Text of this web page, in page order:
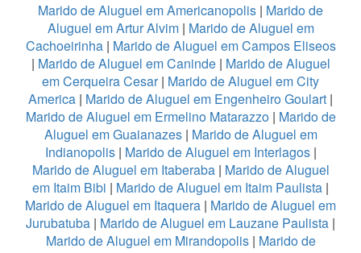
Marido de Aluguel em Americanopolis | Marido de
Aluguel em Artur Alvim | Marido de Aluguel em
Cachoeirinha| Marido de Aluguel em Campos Eliseos
| Marido de Aluguel em Caninde| Marido de Aluguel
em Cerqueira Cesar| Marido de Aluguel em City
America | Marido de Aluguel em Engenheiro Goulart |
Marido de Aluguel em Ermelino Matarazzo | Marido de
Aluguel em Guaianazes| Marido de Aluguel em
Indianopolis| Marido de Aluguel em Interlagos|
Marido de Aluguel em Itaberaba| Marido de Aluguel
em Itaim Bibi | Marido de Aluguel em Itaim Paulista |
Marido de Aluguel em Itaquera | Marido de Aluguel em
Jurubatuba | Marido de Aluguel em Lauzane Paulista |
Marido de Aluguel em Mirandopolis| Marido de